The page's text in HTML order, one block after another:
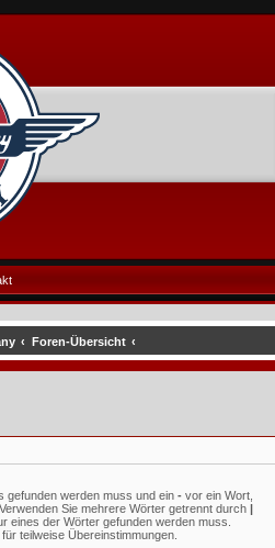
Foren-Übersicht
gefunden werden muss und ein -vor ein Wort,
Sie mehrere Wörter getrennt durch |
eines der Wörter gefunden werden muss.
teilweise Übereinstimmungen.